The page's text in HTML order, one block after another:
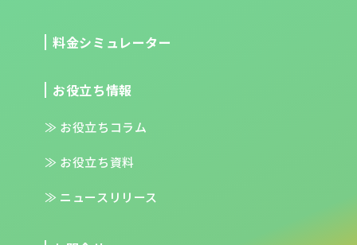
料金シミュレーター
お役立ち情報
お役立ちコラム
お役立ち資料
ニュースリリース